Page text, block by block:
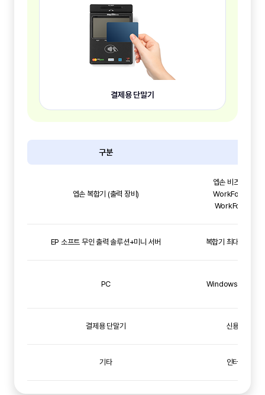
결제용 단말기
구분
엡손 복합기 (출력 장비)
엡손 비즈니스젯
WorkForce
WorkForce Pro
EP 소프트 무인 출력 솔루션+미니 서버 복합기 최대 5대 동
PC Windows 7, 10,
결제용 단말기 신용카드, 티
기타 인터넷 접속